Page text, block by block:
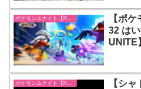
ポケモンユナイト【Pokémon UNITE】
【ポ
32 は
UNITE
【シ